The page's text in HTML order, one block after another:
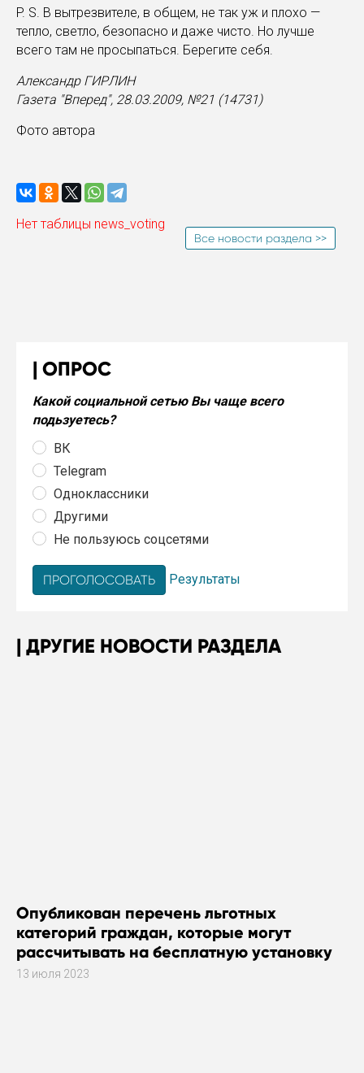
P. S. В вытрезвителе, в общем, не так уж и плохо —
тепло, светло, безопасно и даже чисто. Но лучше
всего там не просыпаться. Берегите себя.
Александр ГИРЛИН
Газета "Вперед", 28.03.2009, №21 (14731)
Фото автора
Нет таблицы news_voting
Все новости раздела >>
ОПРОС
Какой социальной сетью Вы чаще всего
подьзуетесь?
ВК
Telegram
Одноклассники
Другими
Не пользуюсь соцсетями
Результаты
ДРУГИЕ НОВОСТИ РАЗДЕЛА
Опубликован перечень льготных
категорий граждан, которые могут
рассчитывать на бесплатную установку
газового оборудования
13 июля 2023